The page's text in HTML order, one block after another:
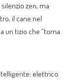
zen, ma
il cane nel
un tizio che “torna
elettrico